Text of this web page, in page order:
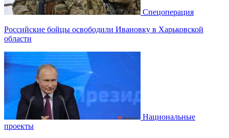
Спецоперация
Российские бойцы освободили Ивановку в Харьковской
области
Национальные
проекты